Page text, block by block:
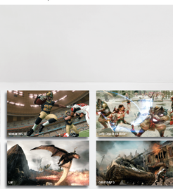
Drop your files on this page to add